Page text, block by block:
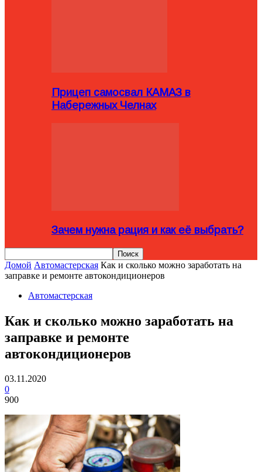
Прицеп самосвал КАМАЗ в
Набережных Челнах
Зачем нужна рация и как её выбрать?
Домой Автомастерская Как и сколько можно заработать на
заправке и ремонте автокондиционеров
Автомастерская
Как и сколько можно заработать на
заправке и ремонте
автокондиционеров
03.11.2020
0
900